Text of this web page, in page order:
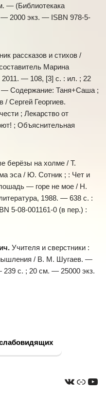
— (Библиотекака
2000 экз. — ISBN 978-5-
рассказов и стихов /
Марина
— 108, [3] с. : ил. ; 22
Содержание: Таня+Саша ;
/ Сергей Георгиев.
; Лекарство от
; Объяснительная
берёзы на холме / Т.
эса / Ю. Сотник ; : Чет и
— горе не мое / Н.
1988. — 638 с. :
5-08-001161-0 (в пер.) :
Учителя и сверстники :
/ В. М. Шугаев. —
с. ; 20 см. — 25000 экз.